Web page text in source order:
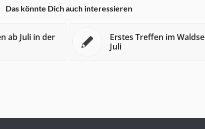
Das könnte Dich auch interessieren
ab Juli in der
Erstes Treffen im
Juli